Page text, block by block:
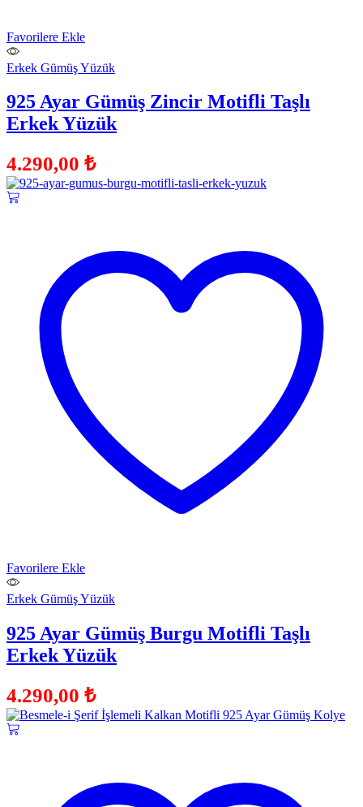
Favorilere Ekle
Erkek Gümüş Yüzük
925 Ayar Gümüş Zincir Motifli Taşlı
Erkek Yüzük
4.290,00 ₺
Favorilere Ekle
Erkek Gümüş Yüzük
925 Ayar Gümüş Burgu Motifli Taşlı
Erkek Yüzük
4.290,00 ₺